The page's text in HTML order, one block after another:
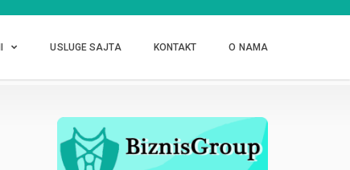
USLUGE SAJTA KONTAKT O NAMA